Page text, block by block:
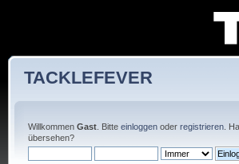
TACKLEFEVER
Willkommen Gast. Bitte einloggenoder registrieren.
übersehen?